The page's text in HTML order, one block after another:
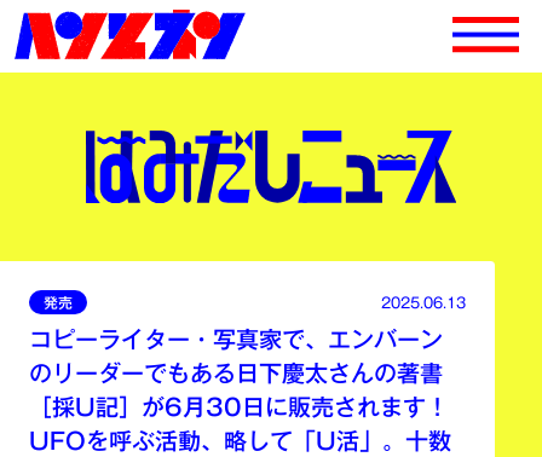
発売 2025.06.13
コピーライター・写真家で、エンバーン
のリーダーでもある日下慶太さんの著書
［採U記］が6月30日に販売されます！
UFOを呼ぶ活動、略して「U活」。十数